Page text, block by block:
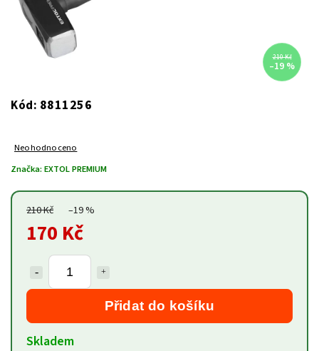
210 Kč
–19 %
Kód: 8811256
Neohodnoceno
Značka: EXTOL PREMIUM
210 Kč –19 %
170 Kč
Přidat do košíku
Skladem